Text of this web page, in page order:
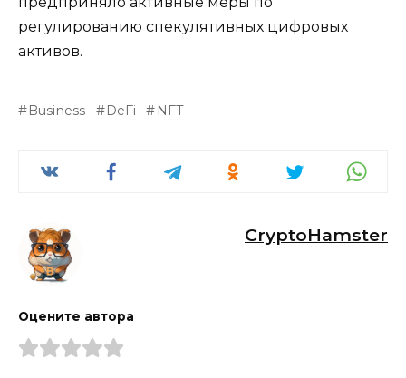
регулированию спекулятивных цифровых
активов.
Business DeFi NFT
CryptoHamster
Оцените автора